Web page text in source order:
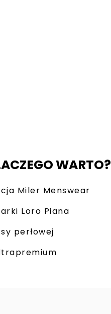
WARTO?
Miler Menswear
Loro Piana
perłowej